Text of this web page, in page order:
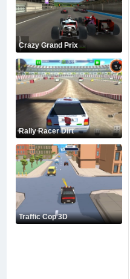
Crazy Grand Prix
Rally Racer Dirt
Traffic Cop 3D